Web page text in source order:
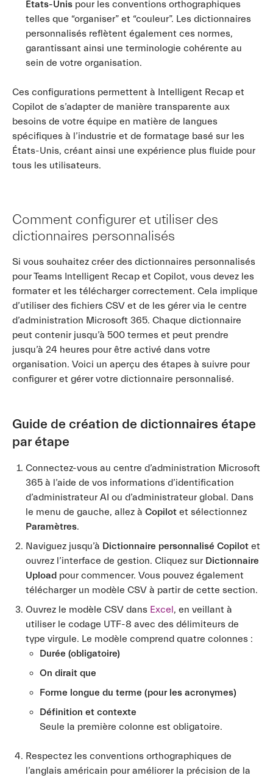
États-Unis pour les conventions orthographiques
telles que “organiser” et “couleur”. Les dictionnaires
personnalisés reflètent également ces normes,
garantissant ainsi une terminologie cohérente au
sein de votre organisation.
Ces configurations permettent à Intelligent Recap et
Copilot de s’adapter de manière transparente aux
besoins de votre équipe en matière de langues
spécifiques à l’industrie et de formatage basé sur les
États-Unis, créant ainsi une expérience plus fluide pour
tous les utilisateurs.
Comment configurer et utiliser des
dictionnaires personnalisés
Si vous souhaitez créer des dictionnaires personnalisés
pour Teams Intelligent Recap et Copilot, vous devez les
formater et les télécharger correctement. Cela implique
d’utiliser des fichiers CSV et de les gérer via le centre
d’administration Microsoft 365. Chaque dictionnaire
peut contenir jusqu’à 500 termes et peut prendre
jusqu’à 24 heures pour être activé dans votre
organisation. Voici un aperçu des étapes à suivre pour
configurer et gérer votre dictionnaire personnalisé.
Guide de création de dictionnaires étape
par étape
Connectez-vous au centre d’administration Microsoft
365 à l’aide de vos informations d’identification
d’administrateur AI ou d’administrateur global. Dans
le menu de gauche, allez àCopilot et sélectionnez
Paramètres.
Naviguez jusqu’à Dictionnaire personnalisé Copilot et
ouvrez l’interface de gestion. Cliquez sur Dictionnaire
Upload pour commencer. Vous pouvez également
télécharger un modèle CSV à partir de cette section.
Ouvrez le modèle CSV dans Excel, en veillant à
utiliser le codage UTF-8 avec des délimiteurs de
type virgule. Le modèle comprend quatre colonnes :
Durée (obligatoire)
On dirait que
Forme longue du terme (pour les acronymes)
Définition et contexte
Seule la première colonne est obligatoire.
Respectez les conventions orthographiques de
l’anglais américain pour améliorer la précision de la